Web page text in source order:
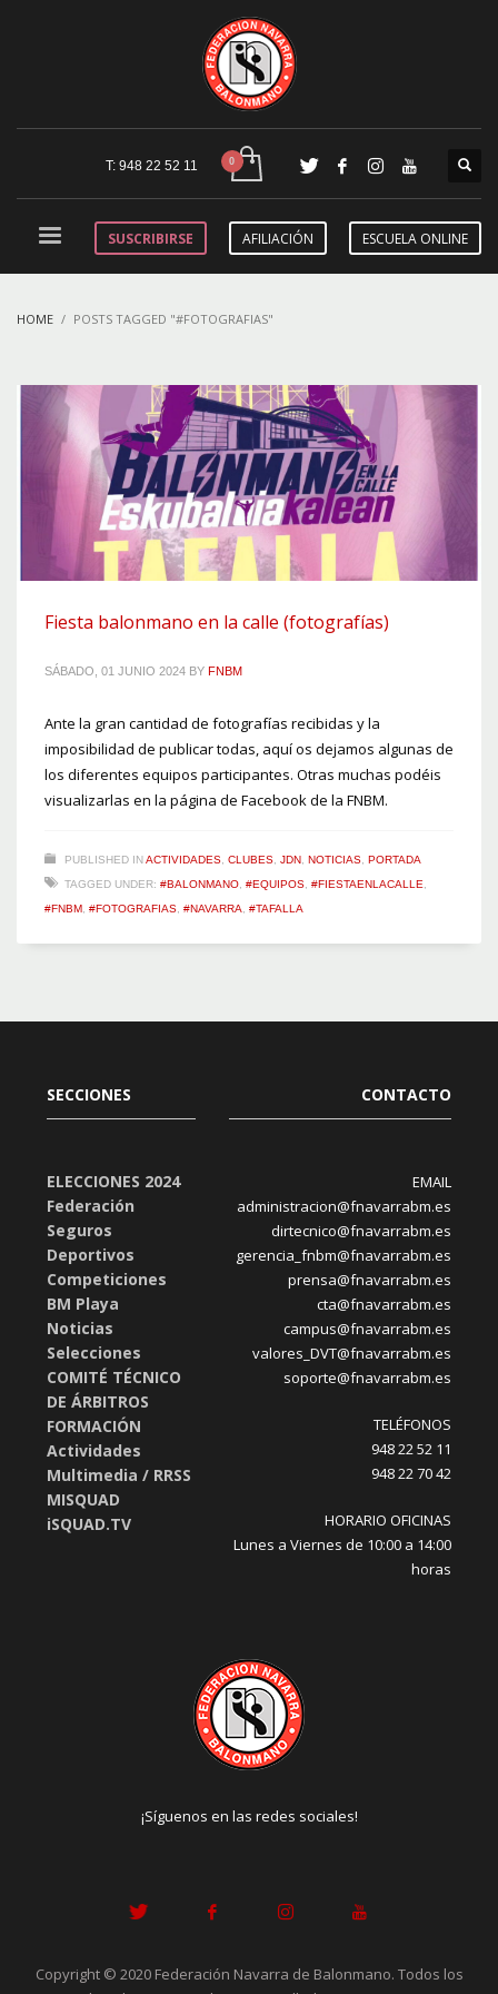
T: 948 22 52 11
SUSCRIBIRSE AFILIACIÓN ESCUELA ONLINE
HOME POSTS TAGGED "#FOTOGRAFIAS"
Fiesta balonmano en la calle (fotografías)
SÁBADO, 01 JUNIO 2024 BY FNBM
Ante la gran cantidad de fotografías recibidas y la
imposibilidad de publicar todas, aquí os dejamos algunas de
los diferentes equipos participantes. Otras muchas podéis
visualizarlas en la página de Facebook de la FNBM.
PUBLISHED INACTIVIDADES CLUBES JDN NOTICIAS PORTADA
TAGGED UNDER: #BALONMANO #EQUIPOS #FIESTAENLACALLE
#FNBM #FOTOGRAFIAS #NAVARRA #TAFALLA
SECCIONES
ELECCIONES 2024
Federación
Seguros
Deportivos
Competiciones
BM Playa
Noticias
Selecciones
COMITÉ TÉCNICO
DE ÁRBITROS
FORMACIÓN
Actividades
Multimedia / RRSS
MISQUAD
iSQUAD.TV
CONTACTO
EMAIL
administracion@fnavarrabm.es
dirtecnico@fnavarrabm.es
gerencia_fnbm@fnavarrabm.es
prensa@fnavarrabm.es
cta@fnavarrabm.es
campus@fnavarrabm.es
valores_DVT@fnavarrabm.es
soporte@fnavarrabm.es
TELÉFONOS
948 22 52 11
948 22 70 42
HORARIO OFICINAS
Lunes a Viernes de 10:00 a 14:00
horas
¡Síguenos en las redes sociales!
Copyright © 2020 Federación Navarra de Balonmano. Todos los